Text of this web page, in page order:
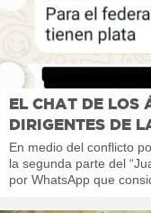
EL CHAT DE LOS
DIRIGENTES DE
En medio del conflicto
la segunda parte del
por WhatsApp que